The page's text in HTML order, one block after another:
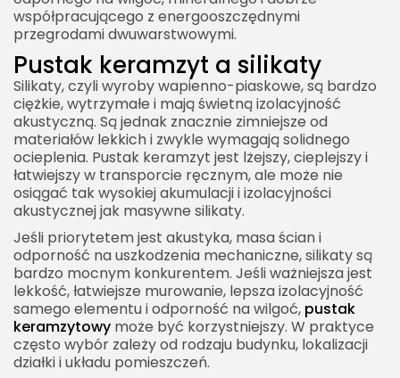
współpracującego z energooszczędnymi
przegrodami dwuwarstwowymi.
Pustak keramzyt a silikaty
Silikaty, czyli wyroby wapienno-piaskowe, są bardzo
ciężkie, wytrzymałe i mają świetną izolacyjność
akustyczną. Są jednak znacznie zimniejsze od
materiałów lekkich i zwykle wymagają solidnego
ocieplenia. Pustak keramzyt jest lżejszy, cieplejszy i
łatwiejszy w transporcie ręcznym, ale może nie
osiągać tak wysokiej akumulacji i izolacyjności
akustycznej jak masywne silikaty.
Jeśli priorytetem jest akustyka, masa ścian i
odporność na uszkodzenia mechaniczne, silikaty są
bardzo mocnym konkurentem. Jeśli ważniejsza jest
lekkość, łatwiejsze murowanie, lepsza izolacyjność
samego elementu i odporność na wilgoć, pustak
keramzytowy może być korzystniejszy. W praktyce
często wybór zależy od rodzaju budynku, lokalizacji
działki i układu pomieszczeń.